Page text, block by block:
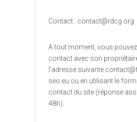
Contact : contact@rdcg.org
A tout moment, vous
contact avec son
l’adresse suivante
seo.eu ou en utilisant le
contact du site (réponse
48h).